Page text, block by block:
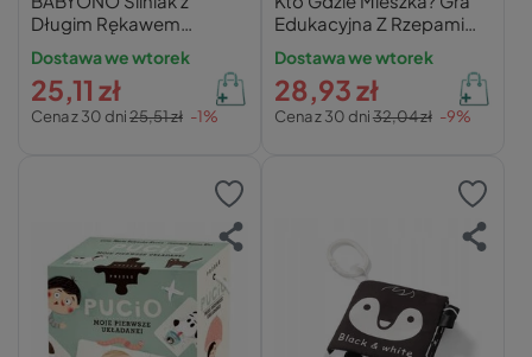
Długim Rękawem
Fartuszek KWIATY
1476/01
Dostawa we wtorek
Cena z 30 dni25,51 zł -1%
25,11 zł
Edukacyjna Z Rzepami
Dla Dzieci 3+ Roter Kafer
Dostawa we wtorek
Cena z 30 dni32,04 zł -9%
28,93 zł